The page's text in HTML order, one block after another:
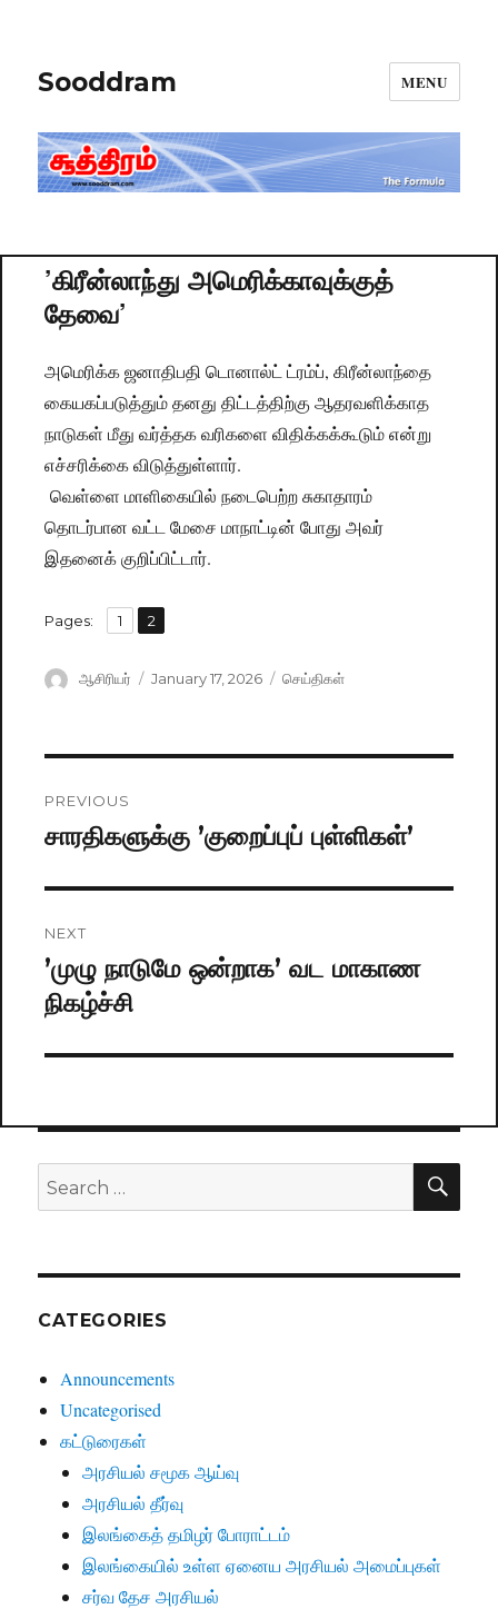
Sooddram MENU
’கிரீன்லாந்து அமெரிக்காவுக்குத்
தேவை’
அமெரிக்க ஜனாதிபதி டொனால்ட் ட்ரம்ப், கிரீன்லாந்தை
கையகப்படுத்தும் தனது திட்டத்திற்கு ஆதரவளிக்காத
நாடுகள் மீது வர்த்தக வரிகளை விதிக்கக்கூடும் என்று
எச்சரிக்கை விடுத்துள்ளார்.
வெள்ளை மாளிகையில் நடைபெற்ற சுகாதாரம்
தொடர்பான வட்ட மேசை மாநாட்டின் போது அவர்
இதனைக் குறிப்பிட்டார்.
Pages: Page
1 ,
Page
2
Author
ஆசிரியர்
Posted
January 17, 2026 Categories
செய்திகள்
navigation
PREVIOUS
Previous
சாரதிகளுக்கு ’குறைப்புப் புள்ளிகள்’
NEXT
Next
post:
’முழு நாடுமே ஒன்றாக’ வட மாகாண
நிகழ்ச்சி
Search
for:
CATEGORIES
Announcements
Uncategorised
கட்டுரைகள்
அரசியல் சமூக ஆய்வு
அரசியல் தீர்வு
இலங்கைத் தமிழர் போராட்டம்
இலங்கையில் உள்ள ஏனைய அரசியல் அமைப்புகள்
சர்வ தேச அரசியல்